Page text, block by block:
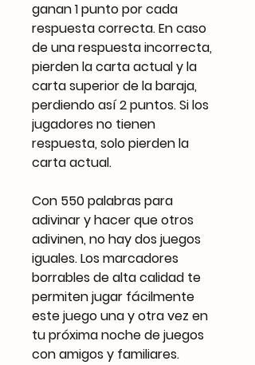
ganan 1 punto por cada
respuesta correcta. En caso
de una respuesta incorrecta,
pierden la carta actual y la
carta superior de la baraja,
perdiendo así 2 puntos. Si los
jugadores no tienen
respuesta, solo pierden la
carta actual.
Con 550 palabras para
adivinar y hacer que otros
adivinen, no hay dos juegos
iguales. Los marcadores
borrables de alta calidad te
permiten jugar fácilmente
este juego una y otra vez en
tu próxima noche de juegos
con amigos y familiares.